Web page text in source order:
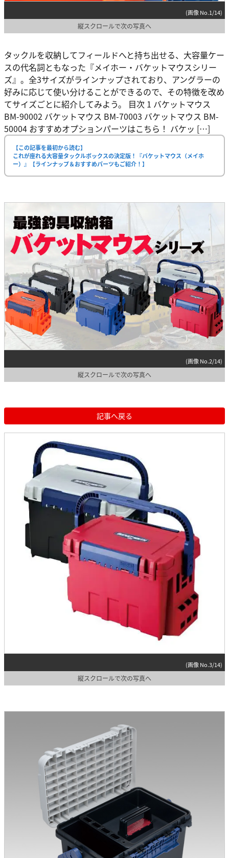
(画像 No.1/14)
縦スクロールで次の写真へ
タックルを収納してフィールドへと持ち出せる、大容量ケー
スの代名詞ともなった『メイホー・バケットマウスシリー
ズ』。全3サイズがラインナップされており、アングラーの
好みに応じて使い分けることができるので、その特徴を改め
てサイズごとに紹介してみよう。 目次 1 バケットマウス
BM-90002 バケットマウス BM-70003 バケットマウス BM-
50004 おすすめオプションパーツはこちら！ バケッ […]
【この記事を最初から読む】
これが座れる大容量タックルボックスの決定版！『バケットマウス（メイホ
ー）』【ラインナップ＆おすすめパーツもご紹介！】
(画像 No.2/14)
縦スクロールで次の写真へ
記事へ戻る
(画像 No.3/14)
縦スクロールで次の写真へ